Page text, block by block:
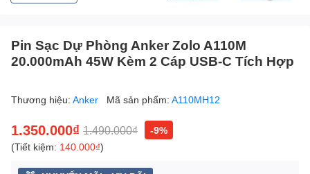
Pin Sạc Dự Phòng Anker Zolo A110M
20.000mAh 45W Kèm 2 Cáp USB-C Tích Hợp
Thương hiệu: Anker Mã sản phẩm: A110MH12
1.350.000₫ 1.490.000₫
-9%
(Tiết kiệm: 140.000₫)